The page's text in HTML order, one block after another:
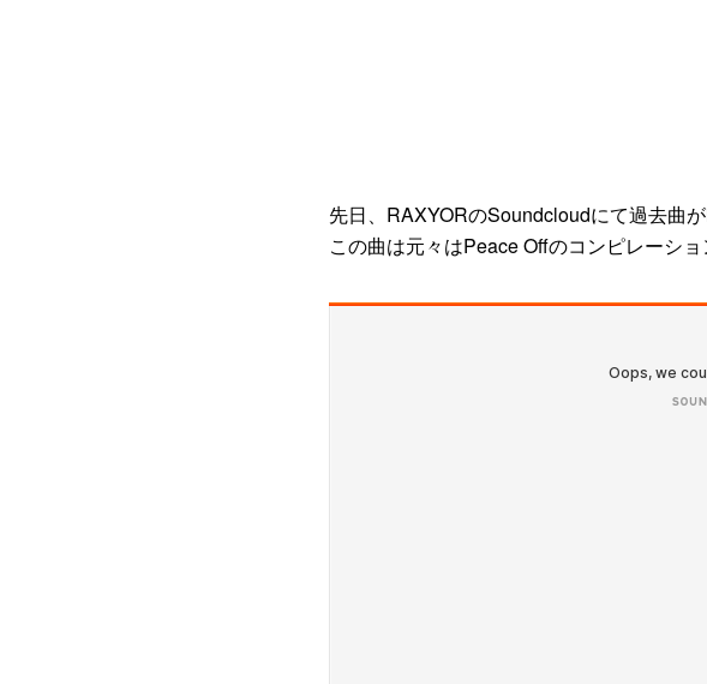
先日、RAXYORのSoundcloudにて過去曲
この曲は元々はPeace Offのコンピレーショ